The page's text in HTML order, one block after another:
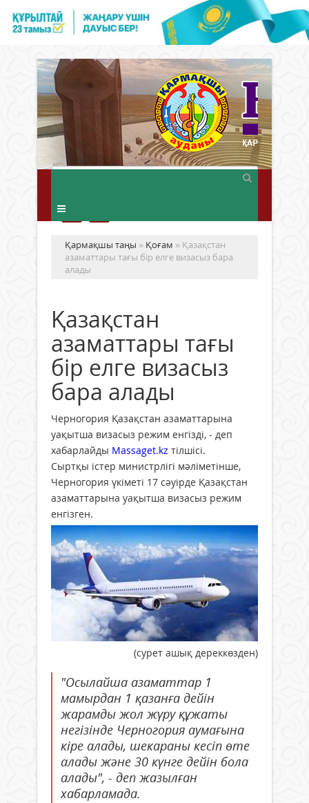
Қармақшы таңы » Қоғам » Қазақстан
азаматтары тағы бір елге визасыз бара
алады
Қазақстан
азаматтары тағы
бір елге визасыз
бара алады
Черногория Қазақстан азаматтарына
уақытша визасыз режим енгізді, - деп
хабарлайды Massaget.kz тілшісі.
Сыртқы істер министрлігі мәліметінше,
Черногория үкіметі 17 сәуірде Қазақстан
азаматтарына уақытша визасыз режим
енгізген.
(сурет ашық дереккөзден)
"Осылайша азаматтар 1
мамырдан 1 қазанға дейін
жарамды жол жүру құжаты
негізінде Черногория аумағына
кіре алады, шекараны кесіп өте
алады және 30 күнге дейін бола
алады", - деп жазылған
хабарламада.